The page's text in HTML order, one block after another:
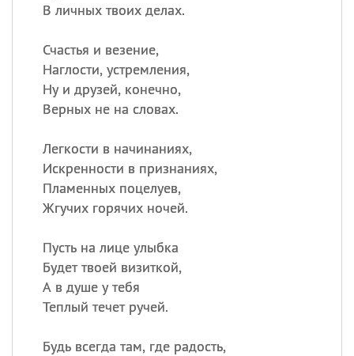
В личных твоих делах.
Счастья и везение,
Наглости, устремления,
Ну и друзей, конечно,
Верных не на словах.
Легкости в начинаниях,
Искренности в признаниях,
Пламенных поцелуев,
Жгучих горячих ночей.
Пусть на лице улыбка
Будет твоей визиткой,
А в душе у тебя
Теплый течет ручей.
Будь всегда там, где радость,